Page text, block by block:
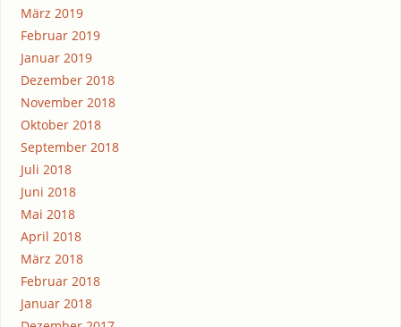
März 2019
Februar 2019
Januar 2019
Dezember 2018
November 2018
Oktober 2018
September 2018
Juli 2018
Juni 2018
Mai 2018
April 2018
März 2018
Februar 2018
Januar 2018